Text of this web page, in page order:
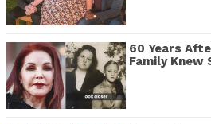
60 Years
Family Knew